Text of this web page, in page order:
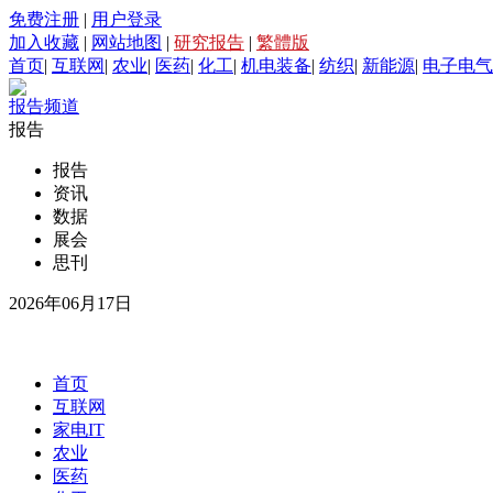
免费注册 | 用户登录
加入收藏 | 网站地图 | 研究报告 | 繁體版
首页| 互联网 | 农业| 医药| 化工| 机电装备| 纺织| 新能源| 电子电气
报告频道
报告
报告
资讯
数据
展会
思刊
2026年06月17日
首页
互联网
家电IT
农业
医药